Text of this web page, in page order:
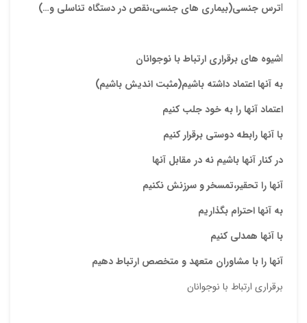
lترس جنسي(بیماری های جنسی،نقص در دستگاه تناسلی و…)
lشیوه های برقراری ارتباط با نوجوانان
به آنها اعتماد داشته باشیم(مثبت اندیش باشیم)
اعتماد آنها را به خود جلب کنیم
با آنها رابطه دوستی برقرار کنیم
در کنار آنها باشیم نه در مقابل آنها
آنها را تحقیر،تمسخر و سرزنش نکنیم
به آنها احترام بگذاریم
با آنها همدلی کنیم
آنها را با مشاوران متعهد و متخصص ارتباط دهیم
برقراری ارتباط با نوجوانان